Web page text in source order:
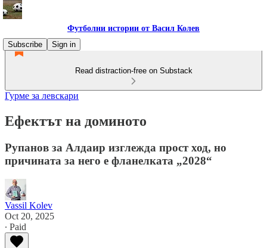
Футболни истории от Васил Колев
Subscribe
Sign in
Read distraction-free on Substack
Гурме за левскари
Ефектът на доминото
Рупанов за Алдаир изглежда прост ход, но
причината за него е фланелката „2028“
Vassil Kolev
Oct 20, 2025
∙ Paid